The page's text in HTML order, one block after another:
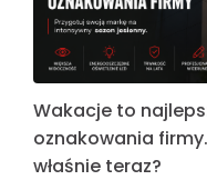
Wakacje to
oznakowania
właśnie teraz?